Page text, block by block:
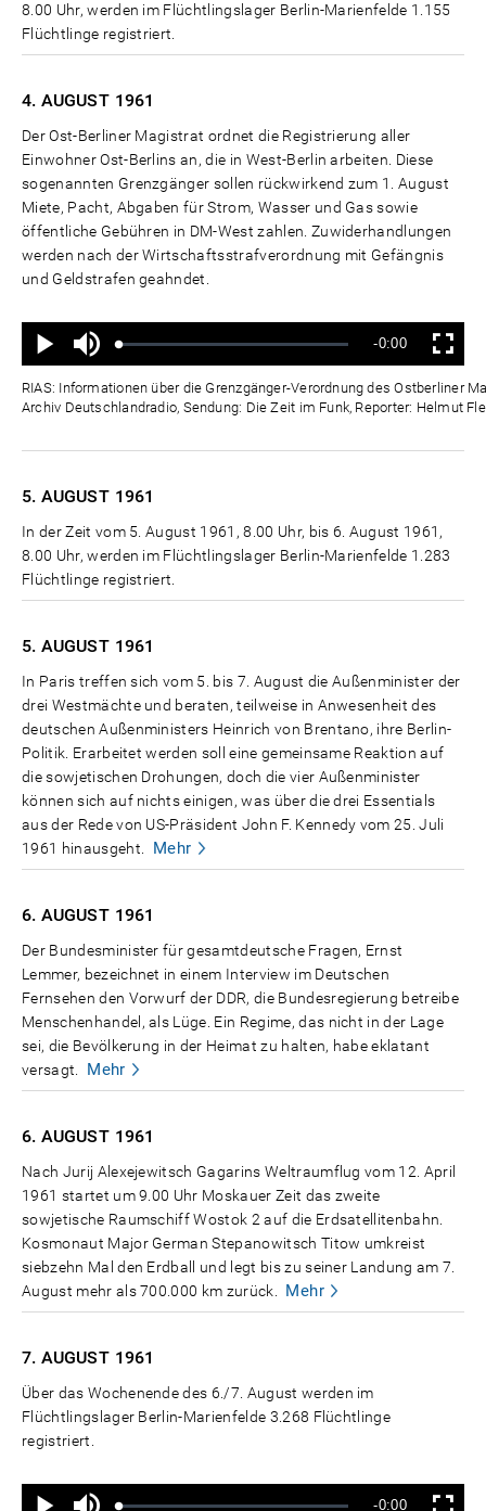
8.00 Uhr, werden im Flüchtlingslager Berlin-Marienfelde 1.155
Flüchtlinge registriert.
4. AUGUST 1961
Der Ost-Berliner Magistrat ordnet die Registrierung aller
Einwohner Ost-Berlins an, die in West-Berlin arbeiten. Diese
sogenannten Grenzgänger sollen rückwirkend zum 1. August
Miete, Pacht, Abgaben für Strom, Wasser und Gas sowie
öffentliche Gebühren in DM-West zahlen. Zuwiderhandlungen
werden nach der Wirtschaftsstrafverordnung mit Gefängnis
und Geldstrafen geahndet.
Wiedergabe
Ton
aus
Geladen:
Status:
Verbleibende
Zeit
-0:00 Vollbild
RIAS: Informationen über die Grenzgänger-Verordnung des Ostberliner
Archiv Deutschlandradio, Sendung: Die Zeit im Funk, Reporter: Helmut
5. AUGUST 1961
In der Zeit vom 5. August 1961, 8.00 Uhr, bis 6. August 1961,
8.00 Uhr, werden im Flüchtlingslager Berlin-Marienfelde 1.283
Flüchtlinge registriert.
5. AUGUST 1961
In Paris treffen sich vom 5. bis 7. August die Außenminister der
drei Westmächte und beraten, teilweise in Anwesenheit des
deutschen Außenministers Heinrich von Brentano, ihre Berlin-
Politik. Erarbeitet werden soll eine gemeinsame Reaktion auf
die sowjetischen Drohungen, doch die vier Außenminister
können sich auf nichts einigen, was über die drei Essentials
aus der Rede von US-Präsident John F. Kennedy vom 25. Juli
1961 hinausgeht.
Mehr
6. AUGUST 1961
Der Bundesminister für gesamtdeutsche Fragen, Ernst
Lemmer, bezeichnet in einem Interview im Deutschen
Fernsehen den Vorwurf der DDR, die Bundesregierung betreibe
Menschenhandel, als Lüge. Ein Regime, das nicht in der Lage
sei, die Bevölkerung in der Heimat zu halten, habe eklatant
versagt.
Mehr
6. AUGUST 1961
Nach Jurij Alexejewitsch Gagarins Weltraumflug vom 12. April
1961 startet um 9.00 Uhr Moskauer Zeit das zweite
sowjetische Raumschiff Wostok 2 auf die Erdsatellitenbahn.
Kosmonaut Major German Stepanowitsch Titow umkreist
siebzehn Mal den Erdball und legt bis zu seiner Landung am 7.
August mehr als 700.000 km zurück.
Mehr
7. AUGUST 1961
Über das Wochenende des 6./7. August werden im
Flüchtlingslager Berlin-Marienfelde 3.268 Flüchtlinge
registriert.
Ton
aus
Verbleibende
-0:00